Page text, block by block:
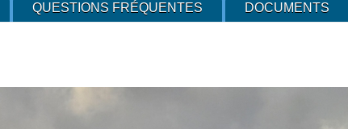
QUESTIONS FRÉQUENTES DOCUMENTS